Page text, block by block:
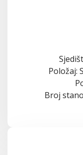
Položaj:
Broj